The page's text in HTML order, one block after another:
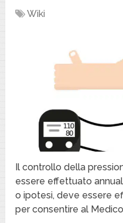
Wiki
Il controllo della
essere effettuato
o ipotesi, deve essere
per consentire al